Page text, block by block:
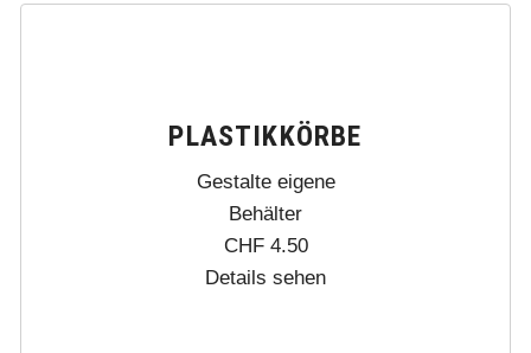
PLASTIKKÖRBE
Gestalte eigene
Behälter
CHF4.50
Details sehen